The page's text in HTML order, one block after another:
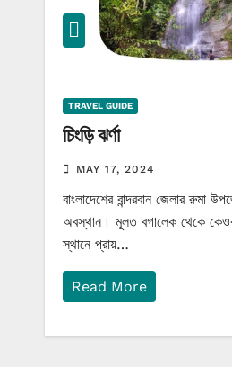
TRAVEL GUIDE
চিংড়ি ঝর্ণা
MAY 17, 2024
বাংলাদেশের বান্দরবান জেলার রুমা
অবস্থান। মূলত বগালেক থেকে
স্থানে প্রায়…
Read More